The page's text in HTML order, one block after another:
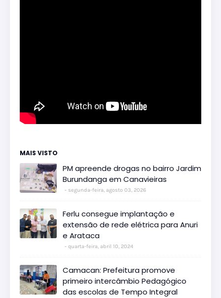
MAIS VISTO
PM apreende drogas no bairro Jardim
Burundanga em Canavieiras
segunda-feira, agosto 03, 2026
Ferlu consegue implantação e
extensão de rede elétrica para Anuri
e Arataca
quarta-feira, abril 10, 2024
Camacan: Prefeitura promove
primeiro intercâmbio Pedagógico
das escolas de Tempo Integral